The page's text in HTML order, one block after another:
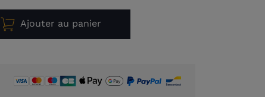
Ajouter au panier